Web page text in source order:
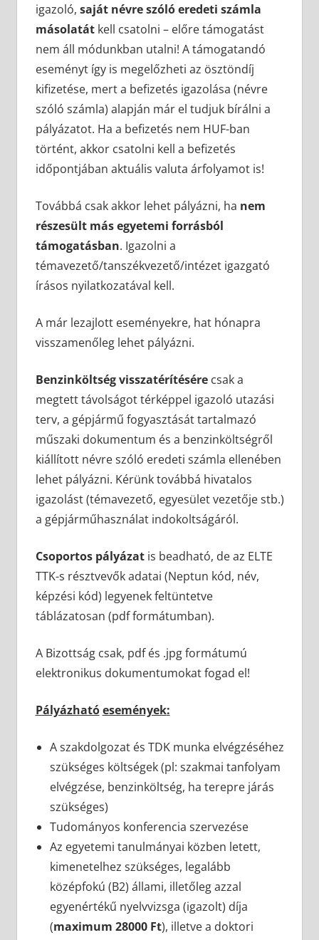
igazoló, saját névre szóló eredeti számla
másolatát kell csatolni – előre támogatást
nem áll módunkban utalni! A támogatandó
eseményt így is megelőzheti az ösztöndíj
kifizetése, mert a befizetés igazolása (névre
szóló számla) alapján már el tudjuk bírálni a
pályázatot. Ha a befizetés nem HUF-ban
történt, akkor csatolni kell a befizetés
időpontjában aktuális valuta árfolyamot is!
Továbbá csak akkor lehet pályázni, ha nem
részesült más egyetemi forrásból
támogatásban. Igazolni a
témavezető/tanszékvezető/intézet igazgató
írásos nyilatkozatával kell.
A már lezajlott eseményekre, hat hónapra
visszamenőleg lehet pályázni.
Benzinköltség visszatérítésérecsak a
megtett távolságot térképpel igazoló utazási
terv, a gépjármű fogyasztását tartalmazó
műszaki dokumentum és a benzinköltségről
kiállított névre szóló eredeti számla ellenében
lehet pályázni. Kérünk továbbá hivatalos
igazolást (témavezető, egyesület vezetője stb.)
a gépjárműhasználat indokoltságáról.
Csoportos pályázatis beadható, de az ELTE
TTK-s résztvevők adatai (Neptun kód, név,
képzési kód) legyenek feltüntetve
táblázatosan (pdf formátumban).
A Bizottság csak, pdf és .jpg formátumú
elektronikus dokumentumokat fogad el!
Pályázható események:
A szakdolgozat és TDK munka elvégzéséhez
szükséges költségek (pl: szakmai tanfolyam
elvégzése, benzinköltség, ha terepre járás
szükséges)
Tudományos konferencia szervezése
Az egyetemi tanulmányai közben letett,
kimenetelhez szükséges, legalább
középfokú (B2) állami, illetőleg azzal
egyenértékű nyelvvizsga (igazolt) díja
(maximum 28000 Ft), illetve a doktori